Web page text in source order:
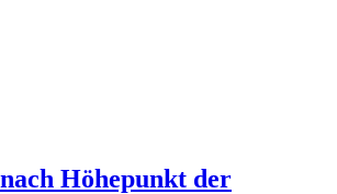
Höhepunkt der